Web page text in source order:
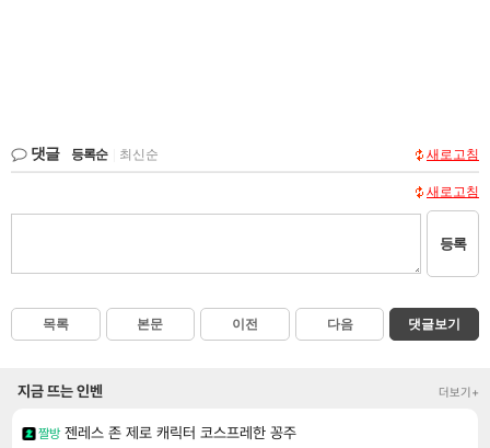
댓글 등록순 최신순 새로고침
새로고침
등록
목록 본문 이전 다음 댓글보기
지금 뜨는 인벤 더보기+
짤방 젠레스 존 제로 캐릭터 코스프레한 꽁주